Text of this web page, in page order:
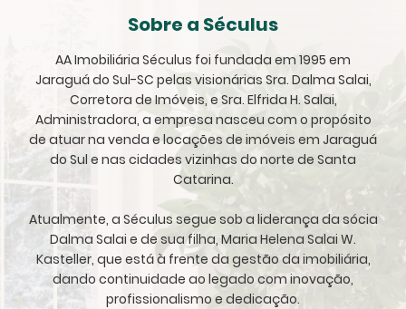
Sobre a Séculus
AA Imobiliária Séculus foi fundada em 1995 em
Jaraguá do Sul-SC pelas visionárias Sra. Dalma Salai,
Corretora de Imóveis, e Sra. Elfrida H. Salai,
Administradora, a empresa nasceu com o propósito
de atuar na venda e locações de imóveis em Jaraguá
do Sul e nas cidades vizinhas do norte de Santa
Catarina.
Atualmente, a Séculus segue sob a liderança da sócia
Dalma Salai e de sua filha, Maria Helena Salai W.
Kasteller, que está à frente da gestão da imobiliária,
dando continuidade ao legado com inovação,
profissionalismo e dedicação.